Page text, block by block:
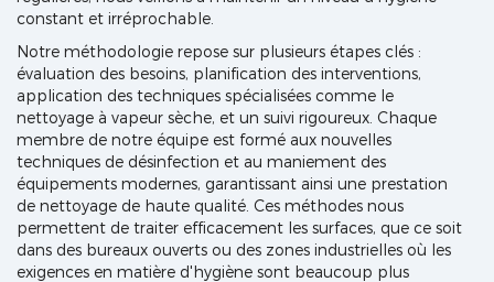
constant et irréprochable.
Notre méthodologie repose sur plusieurs étapes clés :
évaluation des besoins, planification des interventions,
application des techniques spécialisées comme le
nettoyage à vapeur sèche, et un suivi rigoureux. Chaque
membre de notre équipe est formé aux nouvelles
techniques de désinfection et au maniement des
équipements modernes, garantissant ainsi une prestation
de nettoyage de haute qualité. Ces méthodes nous
permettent de traiter efficacement les surfaces, que ce soit
dans des bureaux ouverts ou des zones industrielles où les
exigences en matière d'hygiène sont beaucoup plus